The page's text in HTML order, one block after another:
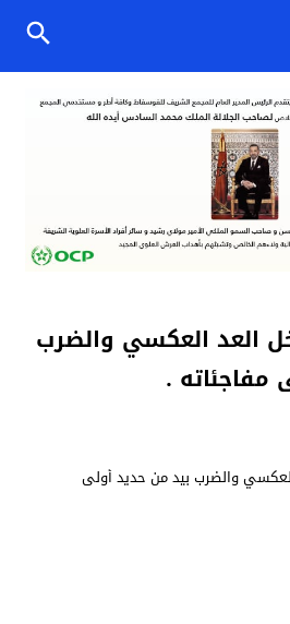
العد العكسي والضرب
مفاجئاته .